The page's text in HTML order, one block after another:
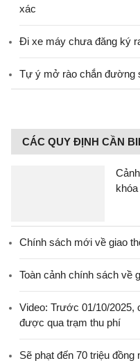
xác
Đi xe máy chưa đăng ký
Tự ý mở rào chắn đường
CÁC QUY ĐỊNH CẦN
Chính sách mới về giao
Toàn cảnh chính sách về
Video: Trước 01/10/2025,
được qua trạm thu phí
Sẽ phạt đến 70 triệu